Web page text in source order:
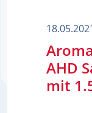
AHD
mit